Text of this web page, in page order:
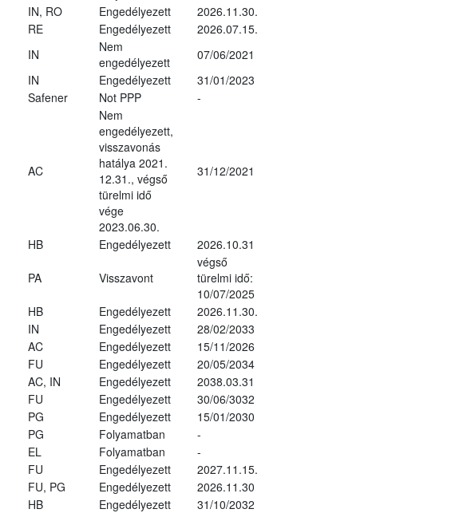
IN, RO Engedélyezett
2026.11.30.
RE Engedélyezett
2026.07.15.
IN
Nem
engedélyezett
07/06/2021
IN Engedélyezett
31/01/2023
Safener Not PPP -
AC
Nem
engedélyezett,
visszavonás
hatálya 2021.
12.31., végső
türelmi idő
vége
2023.06.30.
31/12/2021
HB Engedélyezett 2026.10.31
PA Visszavont
végső
türelmi idő:
10/07/2025
HB Engedélyezett
2026.11.30.
IN Engedélyezett
28/02/2033
AC Engedélyezett
15/11/2026
FU Engedélyezett
20/05/2034
AC, IN Engedélyezett
2038.03.31
FU Engedélyezett
30/06/3032
PG Engedélyezett
15/01/2030
PG Folyamatban
-
EL Folyamatban
-
FU Engedélyezett
2027.11.15.
FU, PG Engedélyezett
2026.11.30
HB Engedélyezett
31/10/2032